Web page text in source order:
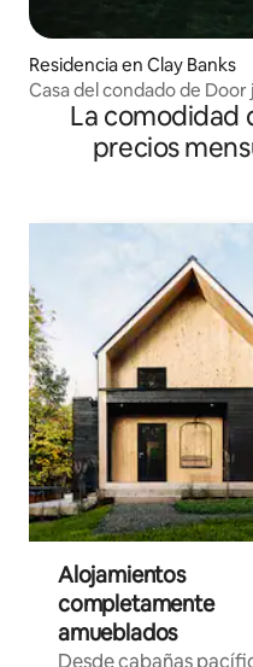
Residencia en Clay Banks
Casa del condado de
Lambeau Field
La comodidad
precios
Alojamientos
completamente
amueblados
Desde cabañas